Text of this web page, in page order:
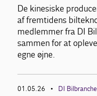
De kinesiske
af fremtidens
medlemmer fra DI
sammen for at
egne øjne.
01.05.26 • DI